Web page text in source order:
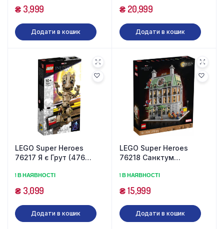
₴3,999
Додати в кошик
₴20,999
Додати в кошик
LEGO Super Heroes
76217 Я є Грут (476
1 В НАЯВНОСТІ
₴3,099
Додати в кошик
LEGO Super Heroes
76218 Санктум
деталей)
1 В НАЯВНОСТІ
₴15,999
Додати в кошик